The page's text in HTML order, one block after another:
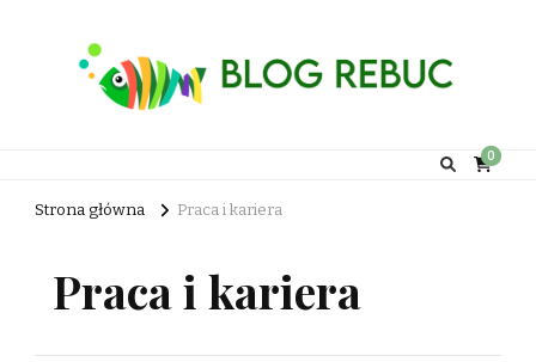
0
Strona główna Praca i kariera
Praca i kariera